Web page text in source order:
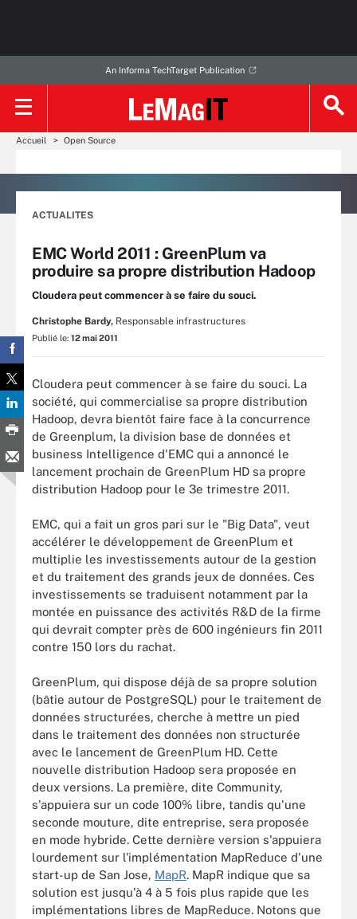
An Informa TechTarget Publication
Accueil Open Source
ACTUALITES
EMC World 2011 : GreenPlum va
produire sa propre distribution Hadoop
Cloudera peut commencer à se faire du souci.
Christophe Bardy, Responsable infrastructures
Publié le: 12 mai 2011
Cloudera peut commencer à se faire du souci. La
société, qui commercialise sa propre distribution
Hadoop, devra bientôt faire face à la concurrence
de Greenplum, la division base de données et
business Intelligence d'EMC qui a annoncé le
lancement prochain de GreenPlum HD sa propre
distribution Hadoop pour le 3e trimestre 2011.
EMC, qui a fait un gros pari sur le "Big Data", veut
accélérer le développement de GreenPlum et
multiplie les investissements autour de la gestion
et du traitement des grands jeux de données. Ces
investissements se traduisent notamment par la
montée en puissance des activités R&D de la firme
qui devrait compter près de 600 ingénieurs fin 2011
contre 150 lors du rachat.
GreenPlum, qui dispose déjà de sa propre solution
(bâtie autour de PostgreSQL) pour le traitement de
données structurées, cherche à mettre un pied
dans le traitement des données non structurée
avec le lancement de GreenPlum HD. Cette
nouvelle distribution Hadoop sera proposée en
deux versions. La première, dite Community,
s'appuiera sur un code 100% libre, tandis qu'une
seconde mouture, dite entreprise, sera proposée
en mode hybride. Cette dernière version s'appuiera
lourdement sur l'implémentation MapReduce d'une
start-up de San Jose, MapR. MapR indique que sa
solution est jusqu'à 4 à 5 fois plus rapide que les
implémentations libres de MapReduce. Notons que